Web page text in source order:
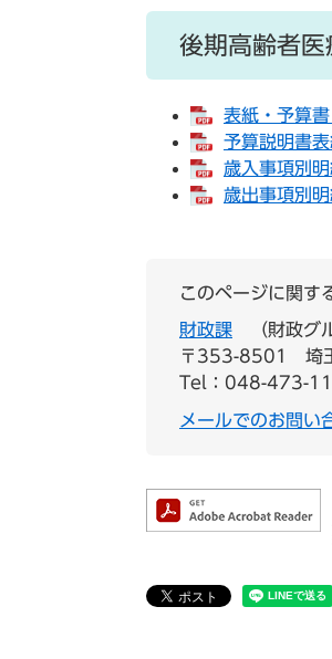
後期高齢者
表紙・予算
予算説明書
歳入事項別
歳出事項別
このページに関す
財政課
財政グ
〒353-8501
埼
Tel：048-473-
メールでのお問い